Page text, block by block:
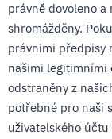
právně dovoleno
shromážděny.
právními předpisy
našimi legitimními
odstraněny z
potřebné pro naši
uživatelského